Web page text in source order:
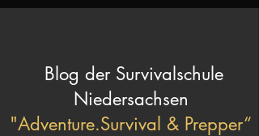
Blog der Survivalschule
Niedersachsen
"Adventure.Survival & Prepper“